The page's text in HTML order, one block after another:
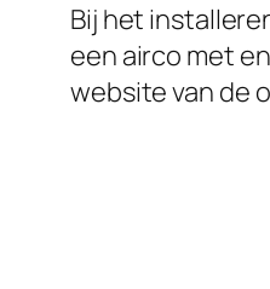
Bij het
een airco met
website van de